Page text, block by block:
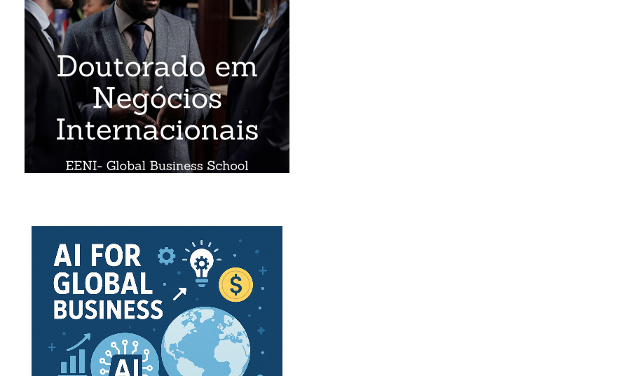
na África
na África
e Negócios
em Transporte Mundial
em Negócios Africanos
em Ética, Religiões e Negócios